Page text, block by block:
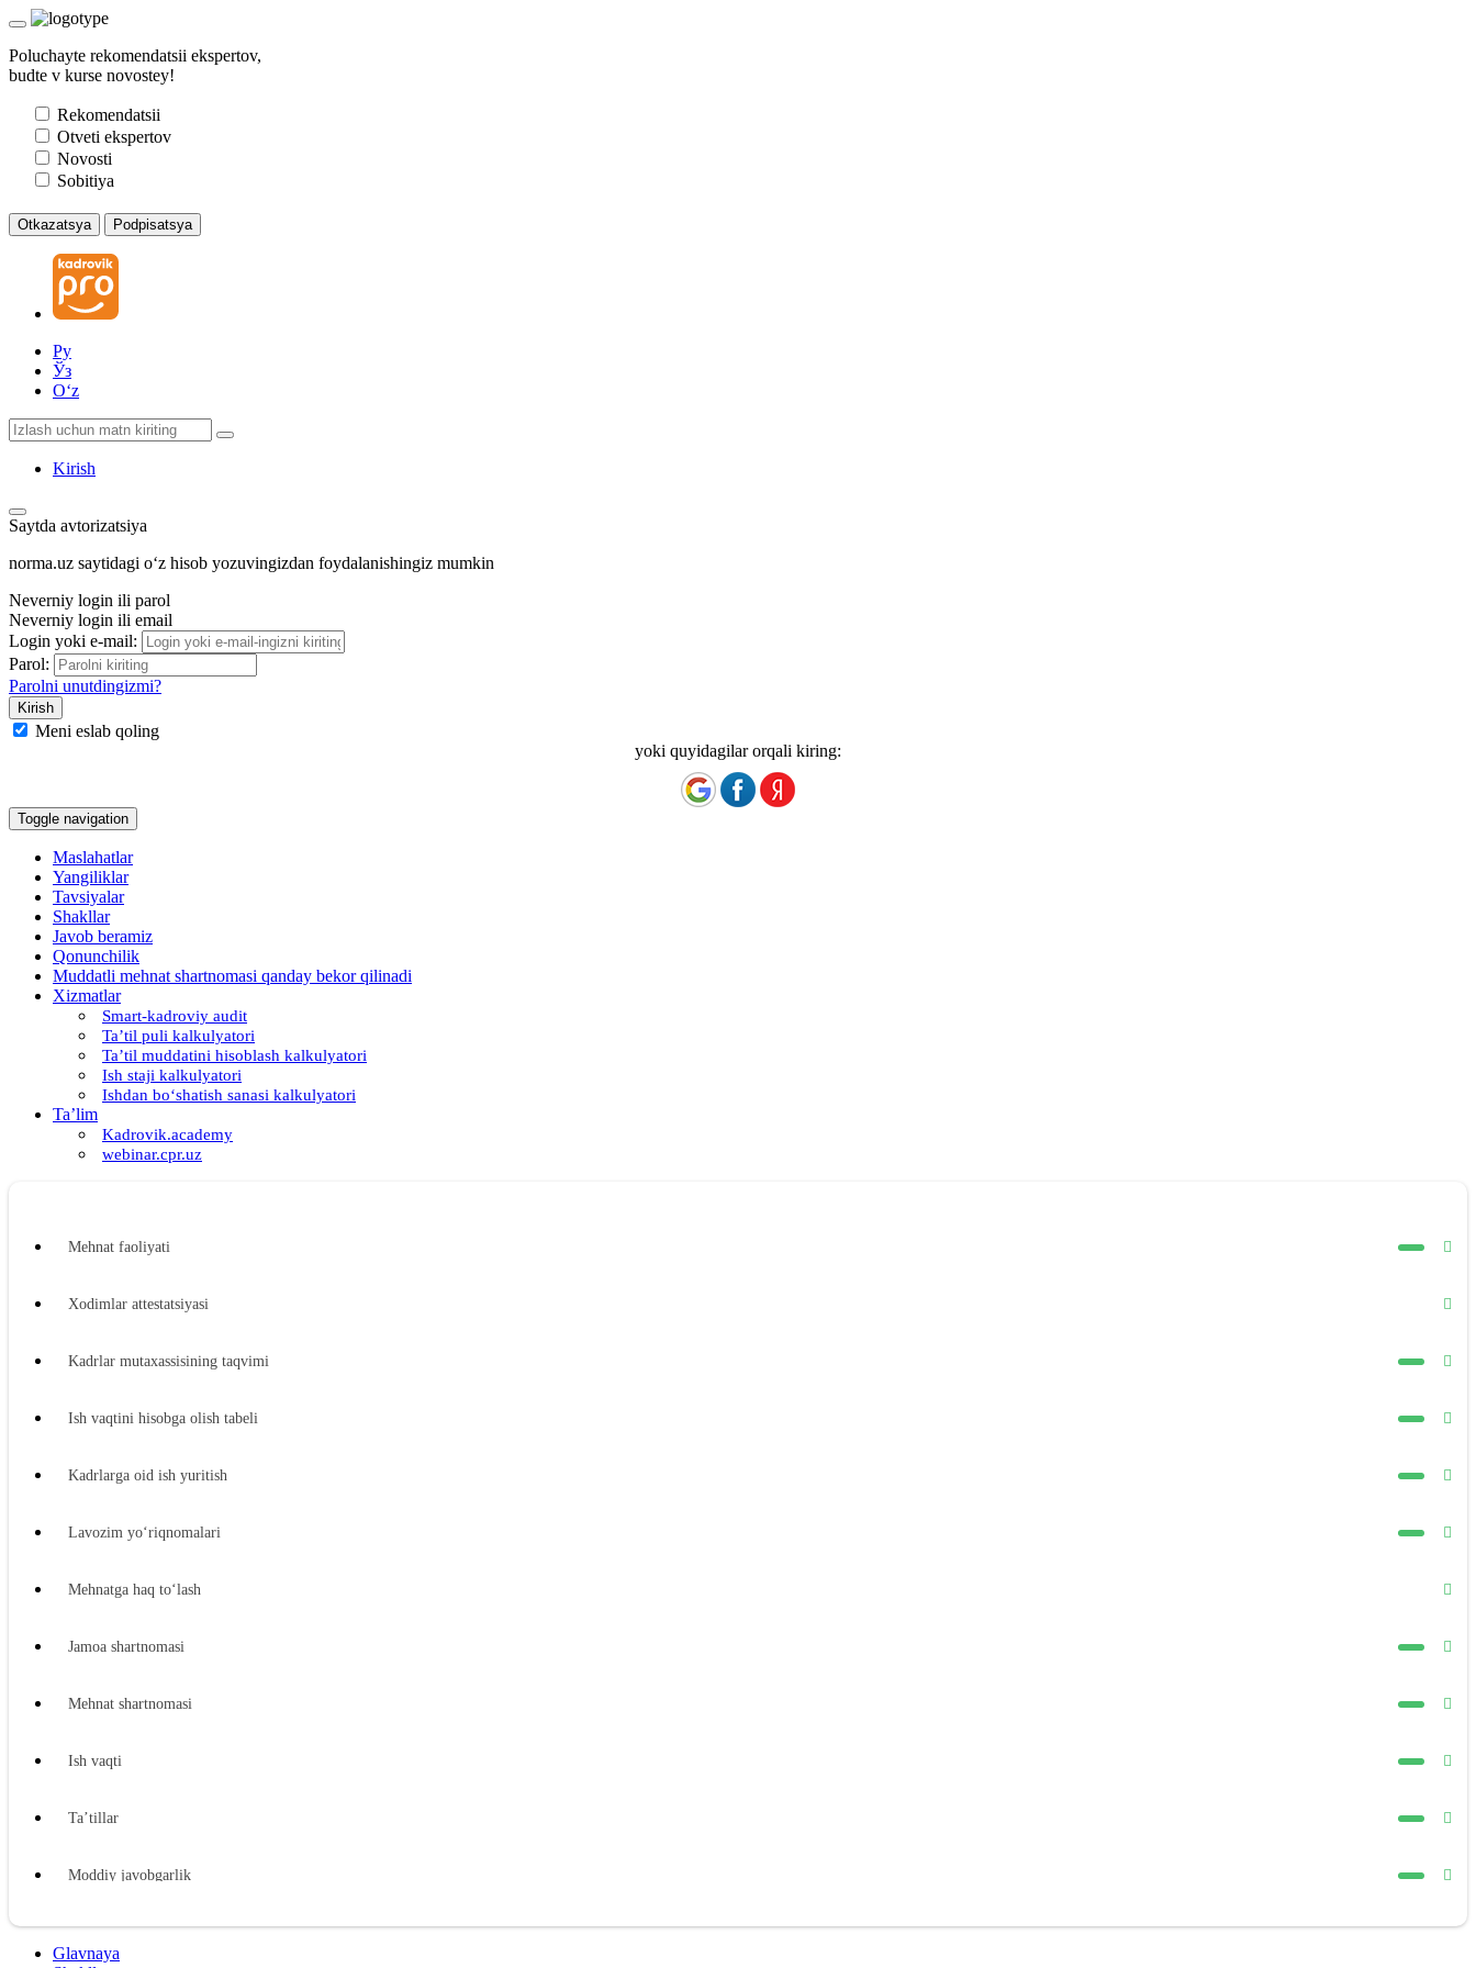
Poluchayte rekomendatsii ekspertov,
budte v kurse novostey!
Rekomendatsii
Otveti ekspertov
Novosti
Sobitiya
Otkazatsya Podpisatsya
Ру
Ўз
Oʻz
Kirish
Saytda avtorizatsiya
norma.uz saytidagi oʻz hisob yozuvingizdan foydalanishingiz mumkin
Neverniy login ili parol
Neverniy login ili email
Login yoki e-mail:
Parol:
Parolni unutdingizmi?
Meni eslab qoling
yoki quyidagilar orqali kiring:
Toggle navigation
Maslahatlar
Yangiliklar
Tavsiyalar
Shakllar
Javob beramiz
Qonunchilik
Muddatli mehnat shartnomasi qanday bekor qilinadi
Xizmatlar
Smart-kadroviy audit
Ta’til puli kalkulyatori
Ta’til muddatini hisoblash kalkulyatori
Ish staji kalkulyatori
Ishdan boʻshatish sanasi kalkulyatori
Ta’lim
Kadrovik.academy
webinar.cpr.uz
Mehnat faoliyati
Xodimlar attestatsiyasi
Kadrlar mutaхassisining taqvimi
Ish vaqtini hisobga olish tabeli
Kadrlarga oid ish yuritish
Lavozim yoʻriqnomalari
Mehnatga haq toʻlash
Jamoa shartnomasi
Mehnat shartnomasi
Ish vaqti
Ta’tillar
Moddiy javobgarlik
Xodimning moddiy javobgarligi
Glavnaya